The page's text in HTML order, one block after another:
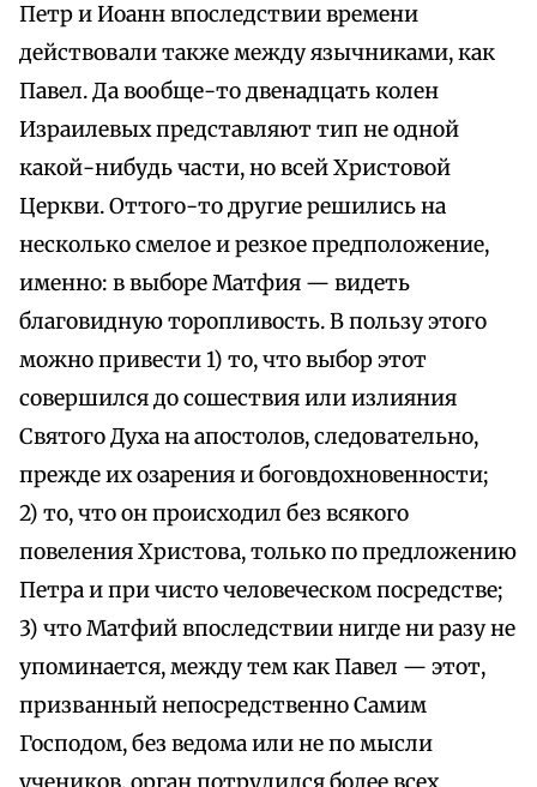
Петр и Иоанн впоследствии времени
действовали также между язычниками, как
Павел. Да вообще-то двенадцать колен
Израилевых представляют тип не одной
какой-нибудь части, но всей Христовой
Церкви. Оттого-то другие решились на
несколько смелое и резкое предположение,
именно: в выборе Матфия — видеть
благовидную торопливость. В пользу этого
можно привести 1) то, что выбор этот
совершился до сошествия или излияния
Святого Духа на апостолов, следовательно,
прежде их озарения и боговдохновенности;
2) то, что он происходил без всякого
повеления Христова, только по предложению
Петра и при чисто человеческом посредстве;
3) что Матфий впоследствии нигде ни разу не
упоминается, между тем как Павел — этот,
призванный непосредственно Самим
Господом, без ведома или не по мысли